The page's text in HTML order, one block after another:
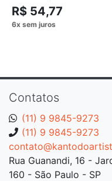
R$ 54,77
Contatos
(11) 9 9845-9273
(11) 9 9845-9273
Rua Guanandi, 16 -
160 - São Paulo - SP